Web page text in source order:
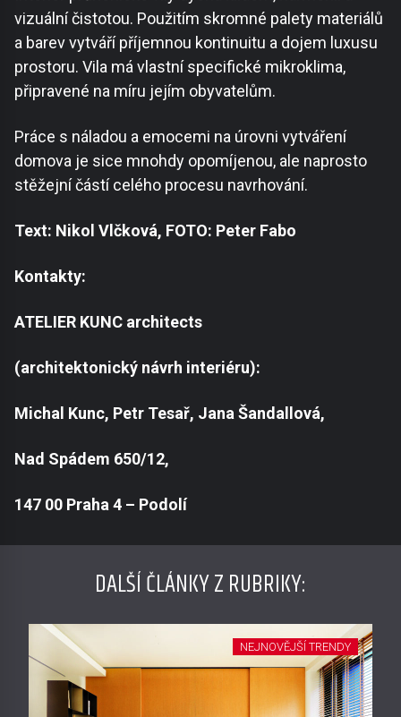
vizuální čistotou. Použitím skromné palety materiálů
a barev vytváří příjemnou kontinuitu a dojem luxusu
prostoru. Vila má vlastní specifické mikroklima,
připravené na míru jejím obyvatelům.
Práce s náladou a emocemi na úrovni vytváření
domova je sice mnohdy opomíjenou, ale naprosto
stěžejní částí celého procesu navrhování.
Text: Nikol Vlčková, FOTO: Peter Fabo
Kontakty:
ATELIER KUNC architects
(architektonický návrh interiéru):
Michal Kunc, Petr Tesař, Jana Šandallová,
Nad Spádem 650/12,
147 00 Praha 4 – Podolí
DALŠÍ ČLÁNKY Z RUBRIKY:
NEJNOVĚJŠÍ TRENDY